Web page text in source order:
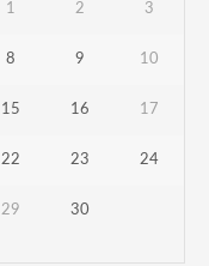
1 2 3
8 9 10
15 16 17
22 23 24
29 30